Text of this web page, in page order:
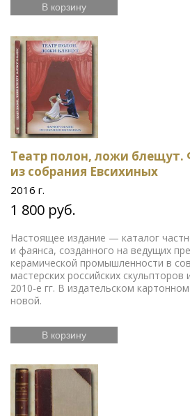
В корзину
Театр полон, ложи блещут.
из собрания Евсихиных
2016 г.
1 800 руб.
Настоящее издание — каталог
и фаянса, созданного на ведущих
керамической промышленности в
мастерских российских
2010-е гг. В издательском
новой.
В корзину